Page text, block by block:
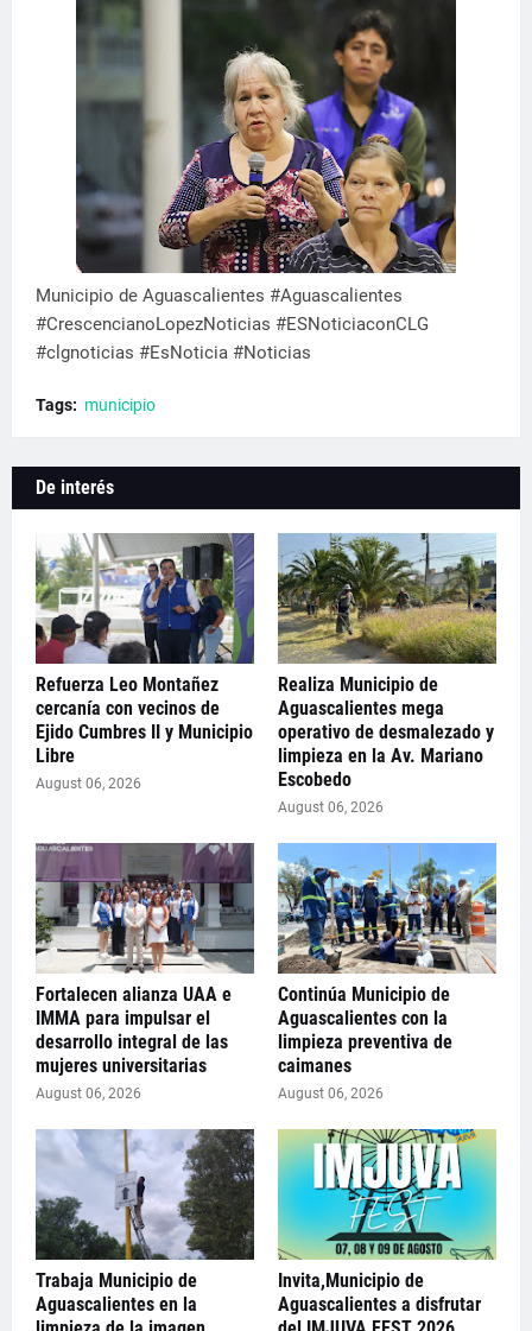
Municipio de Aguascalientes #Aguascalientes
#CrescencianoLopezNoticias #ESNoticiaconCLG
#clgnoticias #EsNoticia #Noticias
Tags: municipio
De interés
Refuerza Leo Montañez
cercanía con vecinos de
Ejido Cumbres II y Municipio
Libre
August 06, 2026
Realiza Municipio de
Aguascalientes mega
operativo de desmalezado y
limpieza en la Av. Mariano
Escobedo
August 06, 2026
Fortalecen alianza UAA e
IMMA para impulsar el
desarrollo integral de las
mujeres universitarias
August 06, 2026
Continúa Municipio de
Aguascalientes con la
limpieza preventiva de
caimanes
August 06, 2026
Trabaja Municipio de
Aguascalientes en la
Invita,Municipio de
Aguascalientes a disfrutar